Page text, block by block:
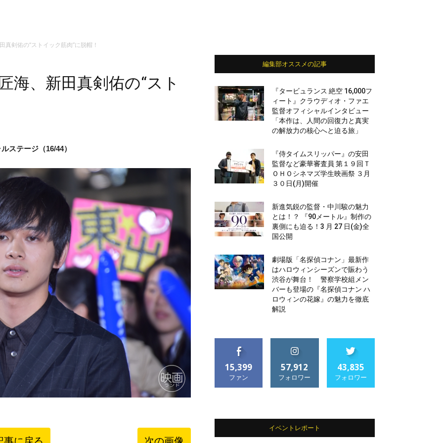
真剣佑の“ストイック筋肉”に脱帽！
海、新田真剣佑の“スト
ステージ（16/44）
編集部オススメの記事
『タービュランス 絶空 16,000フ
ィート』クラウディオ・ファエ
監督オフィシャルインタビュー
「本作は、人間の回復力と真実
の解放力の核心へと迫る旅」
『侍タイムスリッパー』の安田
監督など豪華審査員 第１９回Ｔ
ＯＨＯシネマズ学生映画祭 ３月
３０日(月)開催
新進気鋭の監督・中川駿の魅力
とは！？ 『90メートル』制作の
裏側にも迫る！3 月 27 日(金)全
国公開
劇場版「名探偵コナン」最新作
はハロウィンシーズンで賑わう
渋谷が舞台！ 警察学校組メン
バーも登場の『名探偵コナン ハ
ロウィンの花嫁』の魅力を徹底
解説
15,399
ファン
57,912
フォロワー
43,835
フォロワー
イベントレポート